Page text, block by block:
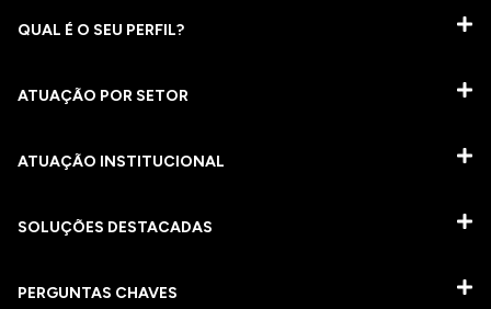
QUAL É O SEU PERFIL?
ATUAÇÃO POR SETOR
ATUAÇÃO INSTITUCIONAL
SOLUÇÕES DESTACADAS
PERGUNTAS CHAVES​